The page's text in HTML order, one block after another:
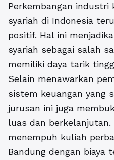
Perkembangan industri
syariah di Indonesia
positif. Hal ini
syariah sebagai salah
memiliki daya tarik
Selain menawarkan
sistem keuangan yang
jurusan ini juga
luas dan berkelanjutan.
menempuh kuliah
Bandung dengan biaya